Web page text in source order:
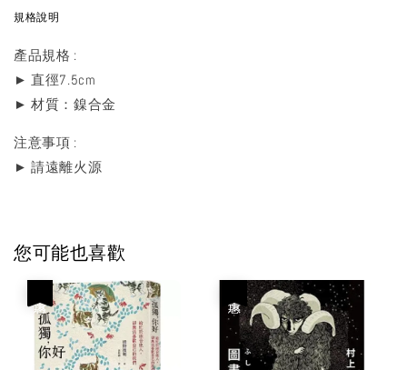
規格說明
產品規格 :
► 直徑7.5cm
► 材質：鎳合金
注意事項 :
► 請遠離火源
您可能也喜歡